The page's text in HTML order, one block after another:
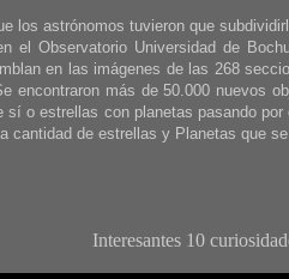
los astrónomos tuvieron que
el Observatorio Universidad de
en las imágenes de las 268
encontraron más de 50.000 nuevos
sí o estrellas con planetas pasando
cantidad de estrellas y Planetas que
Interesantes 10